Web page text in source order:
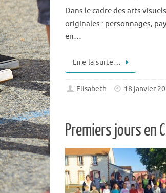
Dans le cadre des arts
originales : personnages,
en…
Lire la suite…
Elisabeth 18 janvier
Premiers jours en